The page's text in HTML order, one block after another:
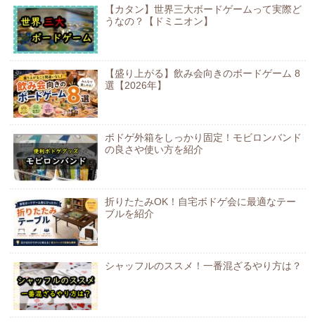
【カタン】世界三大ボードゲームって実際ど
うなの？【ドミニオン】
【盛り上がる】飲み会向きのボードゲーム 8
選【2026年】
ボドゲ外箱をしっかり固定！モビロンバンド
の良さや使い方を紹介
折りたたみOK！自宅ボドゲ会に最適なテー
ブルを紹介
シャッフルのススメ！一番混ざるやり方は？